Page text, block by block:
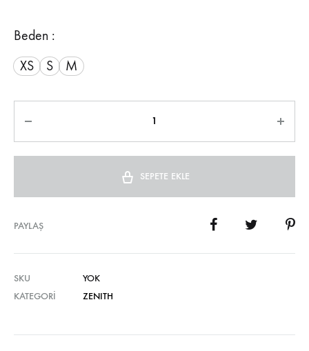
Beden :
XS
S M
SEPETE EKLE
PAYLAŞ
SKU
YOK
KATEGORI
ZENITH